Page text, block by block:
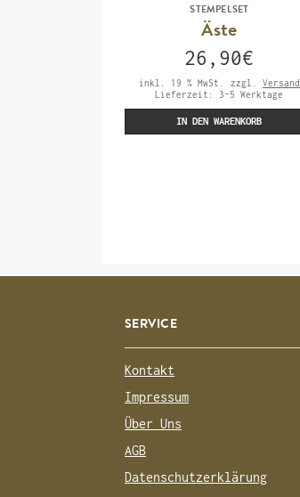
STEMPELSET
Äste
26,90€
inkl. 19 % MwSt. zzgl. Versand
Lieferzeit: 3-5 Werktage
IN DEN WARENKORB
SERVICE
Kontakt
Impressum
Über Uns
AGB
Datenschutzerklärung